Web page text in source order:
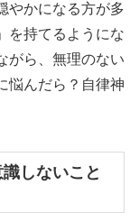
やかになる方が多
を持てるようにな
がら、無理のない
悩んだら？自律神
しないこと